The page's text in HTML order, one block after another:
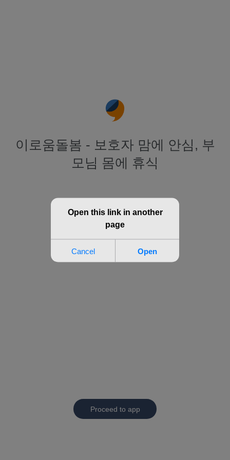
이로움돌봄 - 보호자 맘에 안심, 부
모님 몸에 휴식
Proceed to app